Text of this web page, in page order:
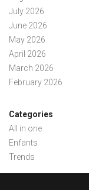
July 2026
June 2026
May 2026
April 2026
March 2026
February 2026
Categories
All in one
Enfants
Trends